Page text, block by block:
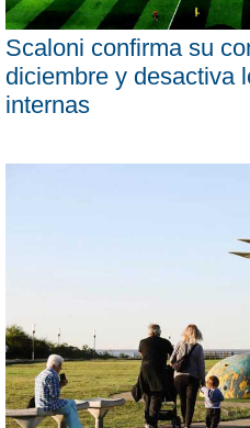
Scaloni confirma su
diciembre y desactiva
internas